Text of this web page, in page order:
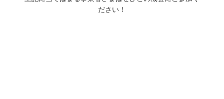
ださい！